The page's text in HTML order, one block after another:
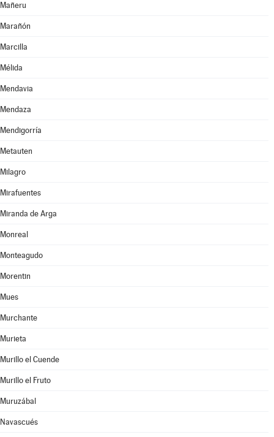
Mañeru
Marañón
Marcilla
Mélida
Mendavia
Mendaza
Mendigorría
Metauten
Milagro
Mirafuentes
Miranda de Arga
Monreal
Monteagudo
Morentin
Mues
Murchante
Murieta
Murillo el Cuende
Murillo el Fruto
Muruzábal
Navascués